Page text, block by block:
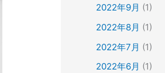
2022年9月 (1)
2022年8月 (1)
2022年7月 (1)
2022年6月 (1)